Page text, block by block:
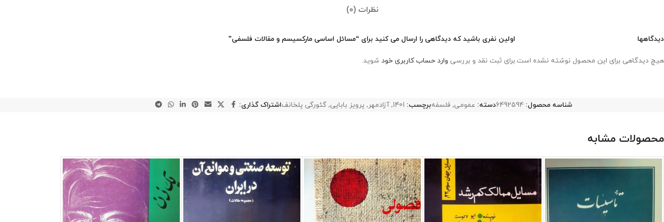
نظرات (0)
دیدگاهها
هیچ دیدگاهی برای این محصول نوشته نشده است.
اولین نفری باشید که دیدگاهی را ارسال می کنید برای “مسائل اساسی مارکسیسم و مقالات فلسفی”
برای ثبت نقد و بررسی وارد حساب کاربری خود شوید.
شناسه محصول: 6492594دسته: عمومی, فلسفهبرچسب: 1401
, آزادمهر , پرویز بابایی, گئورگی پلخانفاشتراک گذاری:
محصولات مشابه